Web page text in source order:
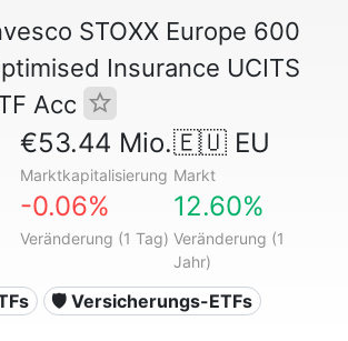
STOXX Europe 600
Insurance UCITS
Acc
€53.44 Mio.
Marktkapitalisierung
🇪🇺 EU
Markt
-0.06%
Veränderung (1 Tag)
12.60%
Veränderung (1
Jahr)
🛡️ Versicherungs-ETFs